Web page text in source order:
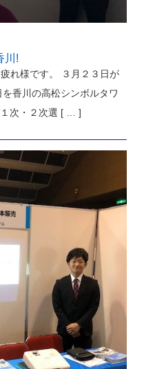
川!
れ様です。 ３月２３日が
香川の高松シンボルタワ
次・２次選 [ … ]